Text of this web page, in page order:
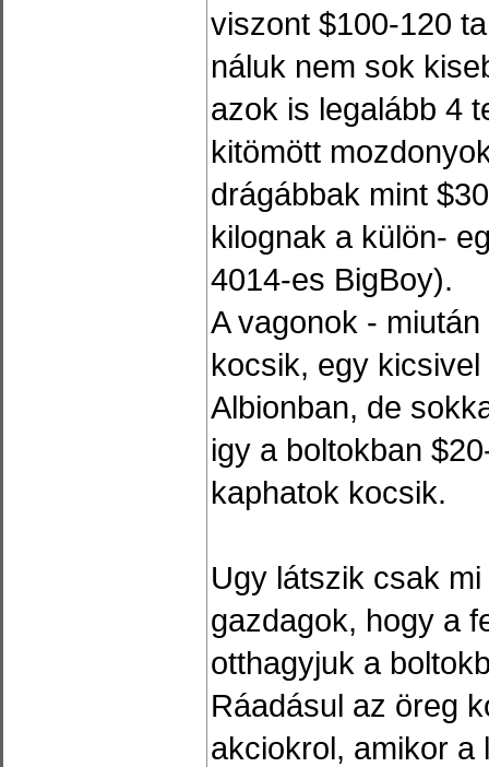
viszont $100-120
náluk nem sok
azok is legalább 4
kitömött
drágábbak mint
kilognak a külön-
4014-es BigBoy).
A vagonok -
kocsik, egy
Albionban, de
igy a boltokban
kaphatok kocsik.
Ugy látszik csak
gazdagok, hogy a
otthagyjuk a
Ráadásul az öreg
akciokrol, amikor a